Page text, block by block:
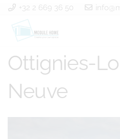
+32 2 669 36 50
Ottignies-
Neuve